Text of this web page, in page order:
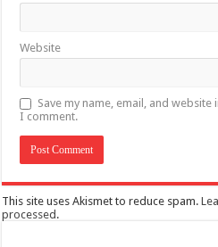
Website
Save my name, email, and
I comment.
This site uses Akismet to reduce spam.
processed .